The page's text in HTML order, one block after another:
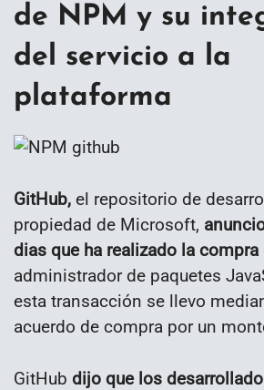
de NPM y su
del servicio a la
plataforma
GitHub, el repositorio de
propiedad de Microsoft,
dias que ha realizado la compra
administrador de paquetes
esta transacción se llevo
acuerdo de compra por un
GitHub dijo que los